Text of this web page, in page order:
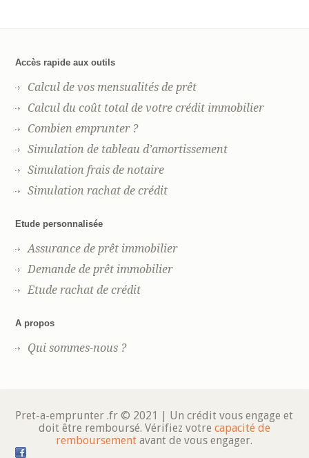
Accès rapide aux outils
Calcul de vos mensualités de prêt
Calcul du coût total de votre crédit immobilier
Combien emprunter ?
Simulation de tableau d’amortissement
Simulation frais de notaire
Simulation rachat de crédit
Etude personnalisée
Assurance de prêt immobilier
Demande de prêt immobilier
Etude rachat de crédit
A propos
Qui sommes-nous ?
Pret-a-emprunter .fr © 2021 | Un crédit vous engage et
doit être remboursé. Vérifiez votre capacité de
remboursement avant de vous engager.